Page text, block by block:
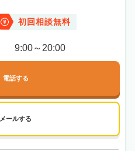
初回相談無料
9:00～20:00
電話する
メールする